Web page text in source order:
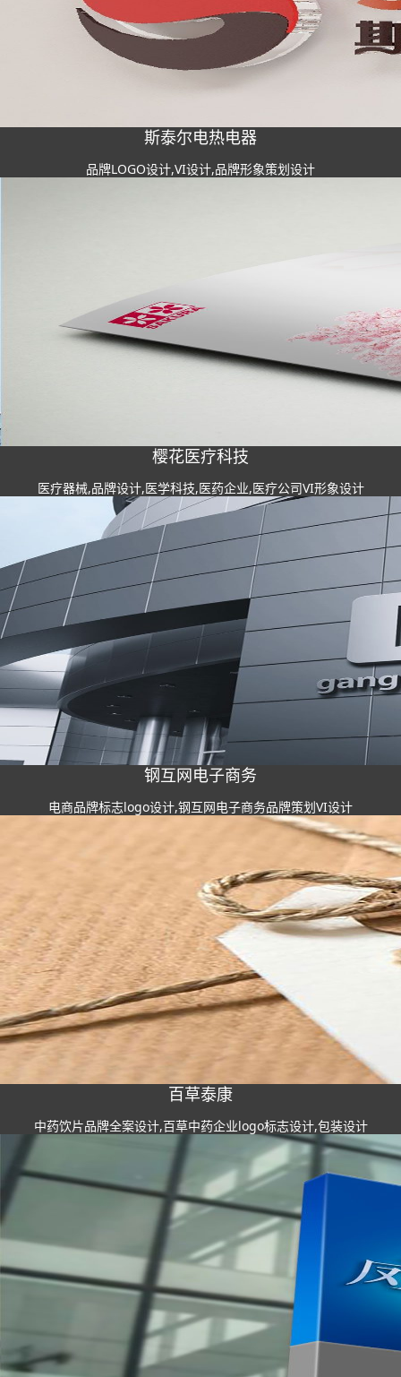
斯泰尔电热电器
品牌LOGO设计,VI设计,品牌形象策划设计
樱花医疗科技
医疗器械,品牌设计,医学科技,医药企业,医疗公司VI形象设计
钢互网电子商务
电商品牌标志logo设计,钢互网电子商务品牌策划VI设计
百草泰康
中药饮片品牌全案设计,百草中药企业logo标志设计,包装设计